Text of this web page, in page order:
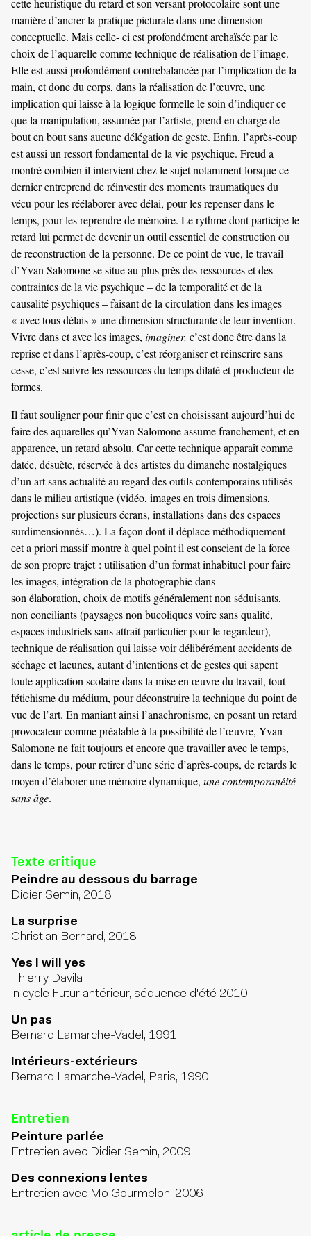
manière d’ancrer la pratique picturale dans une dimension
conceptuelle. Mais celle- ci est profondément archaïsée par le
choix de l’aquarelle comme technique de réalisation de l’image.
Elle est aussi profondément contrebalancée par l’implication de la
main, et donc du corps, dans la réalisation de l’œuvre, une
implication qui laisse à la logique formelle le soin d’indiquer ce
que la manipulation, assumée par l’artiste, prend en charge de
bout en bout sans aucune délégation de geste. Enfin, l’après-coup
est aussi un ressort fondamental de la vie psychique. Freud a
montré combien il intervient chez le sujet notamment lorsque ce
dernier entreprend de réinvestir des moments traumatiques du
vécu pour les réélaborer avec délai, pour les repenser dans le
temps, pour les reprendre de mémoire. Le rythme dont participe le
retard lui permet de devenir un outil essentiel de construction ou
de reconstruction de la personne. De ce point de vue, le travail
d’Yvan Salomone se situe au plus près des ressources et des
contraintes de la vie psychique – de la temporalité et de la
causalité psychiques – faisant de la circulation dans les images
« avec tous délais » une dimension structurante de leur invention.
Vivre dans et avec les images, imaginer, c’est donc être dans la
reprise et dans l’après-coup, c’est réorganiser et réinscrire sans
cesse, c’est suivre les ressources du temps dilaté et producteur de
formes.
Il faut souligner pour finir que c’est en choisissant aujourd’hui de
faire des aquarelles qu’Yvan Salomone assume franchement, et en
apparence, un retard absolu. Car cette technique apparaît comme
datée, désuète, réservée à des artistes du dimanche nostalgiques
d’un art sans actualité au regard des outils contemporains utilisés
dans le milieu artistique (vidéo, images en trois dimensions,
projections sur plusieurs écrans, installations dans des espaces
surdimensionnés…). La façon dont il déplace méthodiquement
cet a priori massif montre à quel point il est conscient de la force
de son propre trajet : utilisation d’un format inhabituel pour faire
les images, intégration de la photographie dans
son élaboration, choix de motifs généralement non séduisants,
non conciliants (paysages non bucoliques voire sans qualité,
espaces industriels sans attrait particulier pour le regardeur),
technique de réalisation qui laisse voir délibérément accidents de
séchage et lacunes, autant d’intentions et de gestes qui sapent
toute application scolaire dans la mise en œuvre du travail, tout
fétichisme du médium, pour déconstruire la technique du point de
vue de l’art. En maniant ainsi l’anachronisme, en posant un retard
provocateur comme préalable à la possibilité de l’œuvre, Yvan
Salomone ne fait toujours et encore que travailler avec le temps,
dans le temps, pour retirer d’une série d’après-coups, de retards le
moyen d’élaborer une mémoire dynamique, une contemporanéité
sans âge.
Texte critique
Peindre au dessous du barrage
Didier Semin, 2018
La surprise
Christian Bernard, 2018
Yes I will yes
Thierry Davila
in cycle Futur antérieur, séquence d'été 2010
Un pas
Bernard Lamarche-Vadel, 1991
Intérieurs-extérieurs
Bernard Lamarche-Vadel, Paris, 1990
Entretien
Peinture parlée
Entretien avec Didier Semin, 2009
Des connexions lentes
Entretien avec Mo Gourmelon, 2006